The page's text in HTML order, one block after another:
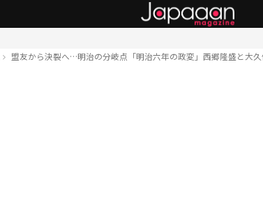
盟友から決裂へ…明治の分岐点「明治六年の政変」西郷隆盛と大